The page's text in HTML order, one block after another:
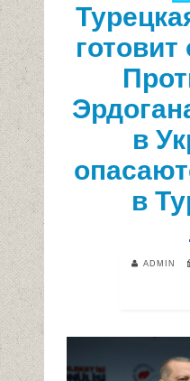
в
в
ADMIN